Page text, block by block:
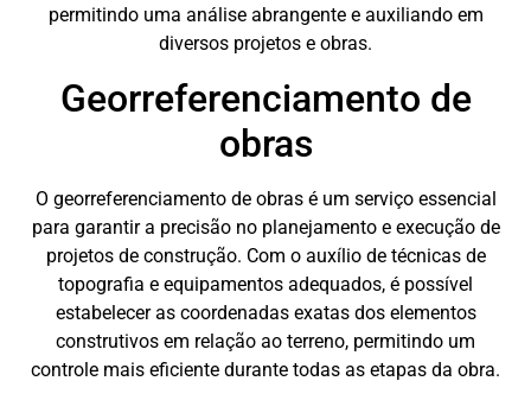
permitindo uma análise abrangente e auxiliando em
diversos projetos e obras.
Georreferenciamento de
obras
O georreferenciamento de obras é um serviço essencial
para garantir a precisão no planejamento e execução de
projetos de construção. Com o auxílio de técnicas de
topografia e equipamentos adequados, é possível
estabelecer as coordenadas exatas dos elementos
construtivos em relação ao terreno, permitindo um
controle mais eficiente durante todas as etapas da obra.